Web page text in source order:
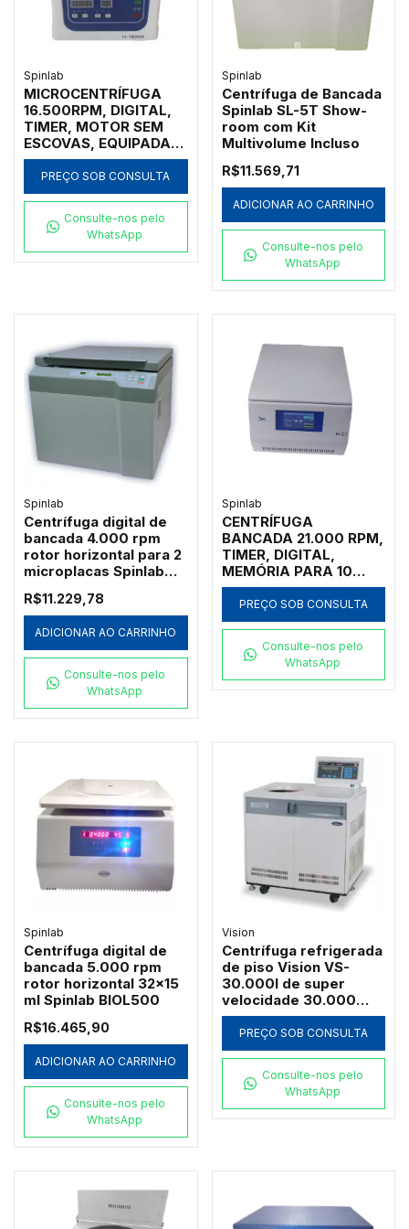
Spinlab
MICROCENTRÍFUGA
16.500RPM, DIGITAL,
TIMER, MOTOR SEM
ESCOVAS, EQUIPADA
COM 1 ROTOR ÂNGULO
FIXO COM TAMPA
PARA 24 MICROTUBOS
H1600A
PREÇO SOB CONSULTA
Consulte-nos pelo
WhatsApp
Spinlab
Centrífuga de Bancada
Spinlab SL-5T Show-
room com Kit
Multivolume Incluso
R$11.569,71
ADICIONAR AO CARRINHO
Consulte-nos pelo
WhatsApp
Spinlab
Centrífuga digital de
bancada 4.000 rpm
rotor horizontal para 2
microplacas Spinlab
R$11.229,78
ADICIONAR AO CARRINHO
Consulte-nos pelo
WhatsApp
Spinlab
CENTRÍFUGA
BANCADA 21.000 RPM,
TIMER, DIGITAL,
MEMÓRIA PARA 10
PROGRAMAS,
OPCIONALMENTE
PODERÁ VIR EQUIPADA
HORIZONTAIS OU
ÂNGULO FIXO COM
CAPACIDADE PARA 12
24 X 10ML/ 8 X 15ML/ 8
X 50ML/ 6 X 100ML, 6
X 50ML, 4 X 250ML, 4
X 500ML, 4 X 750ML,
8 MICROPLACAS 96
POÇOS - MODELO H21
PREÇO SOB CONSULTA
Consulte-nos pelo
WhatsApp
Spinlab
Centrífuga digital de
bancada 5.000 rpm
rotor horizontal 32x15
ml Spinlab BIOL500
R$16.465,90
ADICIONAR AO CARRINHO
Consulte-nos pelo
WhatsApp
Vision
Centrífuga refrigerada
de piso Vision VS-
30.000I de super
velocidade 30.000
RPM
PREÇO SOB CONSULTA
Consulte-nos pelo
WhatsApp